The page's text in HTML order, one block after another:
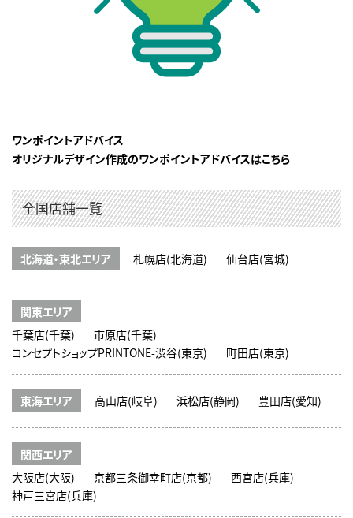
ワンポイントアドバイス
オリジナルデザイン作成のワンポイントアドバイスはこちら
全国店舗一覧
北海道・東北エリア 札幌店(北海道) 仙台店(宮城)
関東エリア
千葉店(千葉)
市原店(千葉)
コンセプトショップPRINTONE-渋谷(東京)
町田店(東京)
東海エリア 高山店(岐阜) 浜松店(静岡) 豊田店(愛知)
関西エリア
大阪店(大阪)
京都三条御幸町店(京都)
西宮店(兵庫)
神戸三宮店(兵庫)